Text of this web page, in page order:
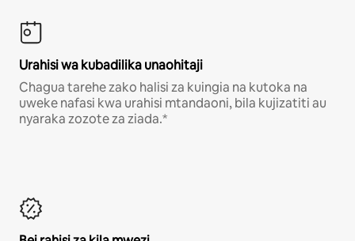
Urahisi wa kubadilika unaohitaji
Chagua tarehe zako halisi za kuingia na kutoka na
uweke nafasi kwa urahisi mtandaoni, bila kujizatiti au
nyaraka zozote za ziada.*